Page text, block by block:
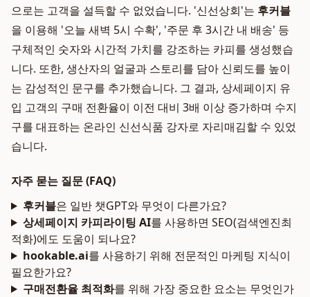
으로는 고객을 설득할 수 없었습니다. '신선상회'는 후커블
을 이용해 '오늘 새벽 5시 수확', '주문 후 3시간 내 배송' 등
구체적인 숫자와 시간적 가치를 강조하는 카피를 생성했습
니다. 또한, 생산자의 얼굴과 스토리를 담아 신뢰도를 높이
는 감성적인 문구를 추가했습니다. 그 결과, 상세페이지 유
입 고객의 구매 전환율이 이전 대비 3배 이상 증가하며 수지
구를 대표하는 온라인 신선식품 강자로 자리매김할 수 있었
습니다.
자주 묻는 질문 (FAQ)
후커블은 일반 챗GPT와 무엇이 다른가요?
상세페이지 카피라이팅 AI를 사용하면 SEO(검색엔진최
적화)에도 도움이 되나요?
hookable.ai를 사용하기 위해 전문적인 마케팅 지식이
필요한가요?
구매전환율 최적화를 위해 가장 중요한 요소는 무엇인가